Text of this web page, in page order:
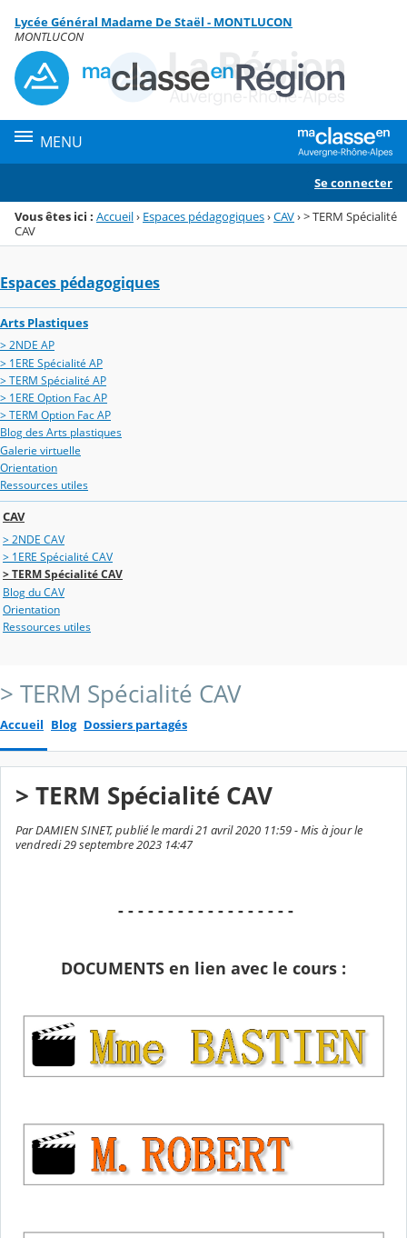
Menu de la rubrique
Contenu
Lycée Général Madame De Staël - MONTLUCON
MONTLUCON
MENU
Se connecter
Vous êtes ici : Accueil› Espaces pédagogiques›CAV›> TERM Spécialité
CAV
Espaces pédagogiques
Arts Plastiques
> 2NDE AP
> 1ERE Spécialité AP
> TERM Spécialité AP
> 1ERE Option Fac AP
> TERM Option Fac AP
Blog des Arts plastiques
Galerie virtuelle
Orientation
Ressources utiles
CAV
> 2NDE CAV
> 1ERE Spécialité CAV
> TERM Spécialité CAV
Blog du CAV
Orientation
Ressources utiles
> TERM Spécialité CAV
Accueil Blog Dossiers partagés
> TERM Spécialité CAV
Par DAMIEN SINET, publié le mardi 21 avril 2020 11:59 - Mis à jour le
vendredi 29 septembre 2023 14:47
- - - - - - - - - - - - - - - - - -
DOCUMENTS en lien avec le cours :